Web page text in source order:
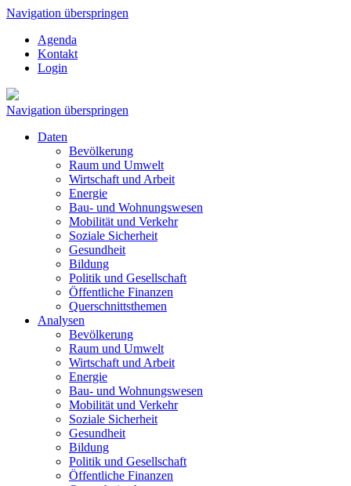
Navigation überspringen
Agenda
Kontakt
Login
Navigation überspringen
Daten
Bevölkerung
Raum und Umwelt
Wirtschaft und Arbeit
Energie
Bau- und Wohnungswesen
Mobilität und Verkehr
Soziale Sicherheit
Gesundheit
Bildung
Politik und Gesellschaft
Öffentliche Finanzen
Querschnittsthemen
Analysen
Bevölkerung
Raum und Umwelt
Wirtschaft und Arbeit
Energie
Bau- und Wohnungswesen
Mobilität und Verkehr
Soziale Sicherheit
Gesundheit
Bildung
Politik und Gesellschaft
Öffentliche Finanzen